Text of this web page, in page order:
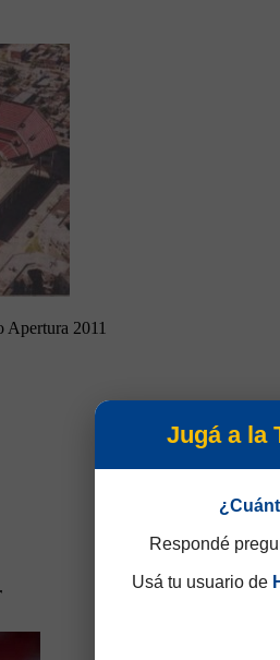
Apertura 2011
Jugá a la
Respondé
Usá tu usuario de